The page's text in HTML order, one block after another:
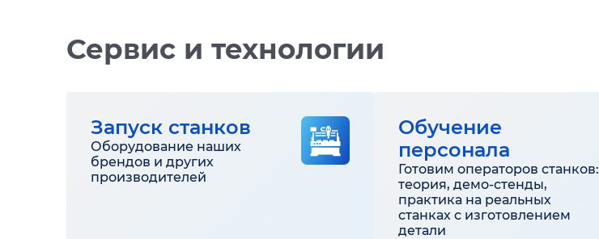
Сервис и технологии
Запуск станков
Оборудование наших
брендов и других
производителей
Обучение
персонала
Готовим операторов станков:
теория, демо-стенды,
практика на реальных
станках с изготовлением
детали